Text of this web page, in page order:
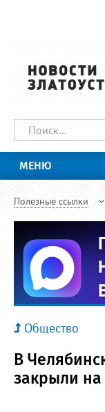
МЕНЮ
Полезные ссылки
Общество
В
закрыли